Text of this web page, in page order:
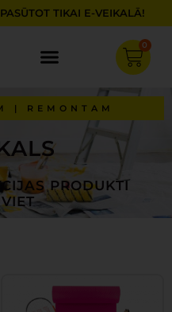
TIKAI E-VEIKALĀ!
0
Cart
| REMONTAM
PRODUKTI